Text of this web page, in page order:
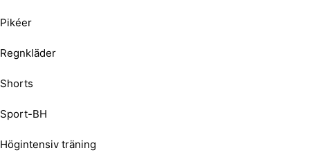
Pikéer
Regnkläder
Shorts
Sport-BH
Högintensiv träning